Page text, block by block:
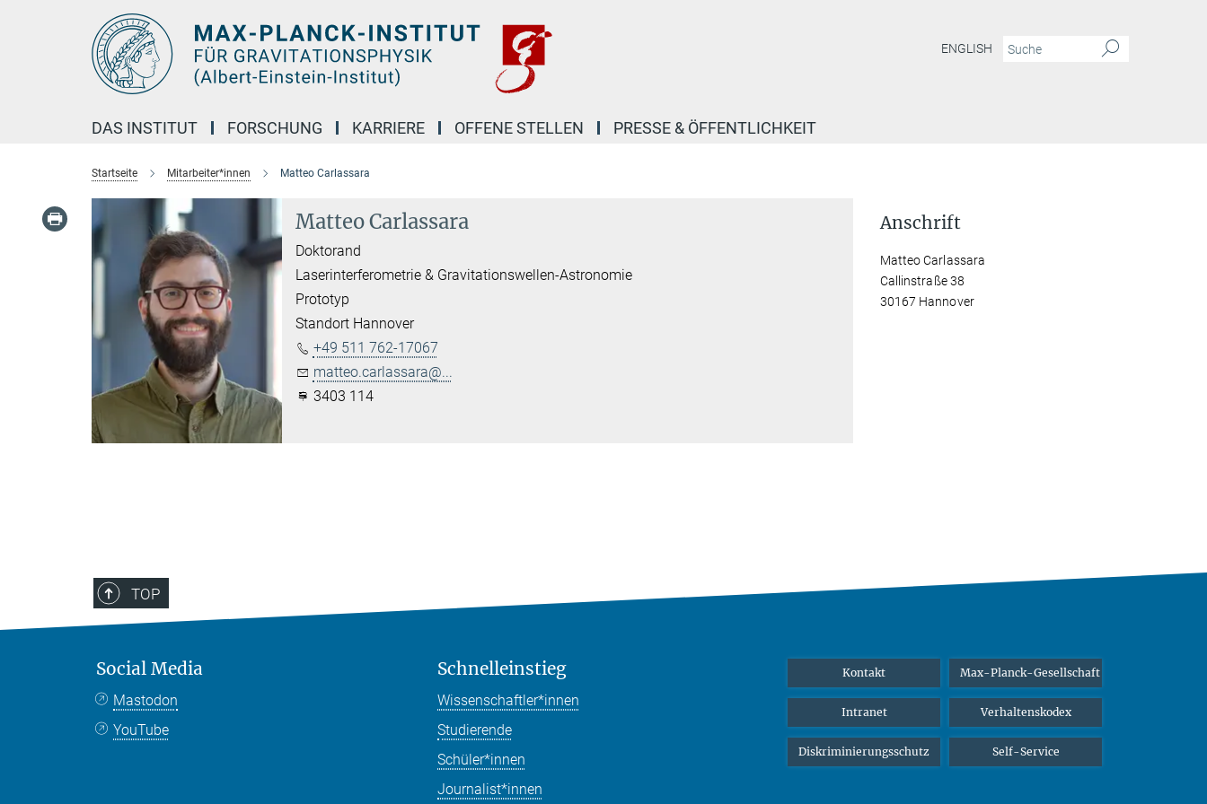
ENGLISH
DAS INSTITUT FORSCHUNG KARRIERE OFFENE STELLEN PRESSE & ÖFFENTLICHKEIT
Startseite Mitarbeiter*innen Matteo Carlassara
Matteo Carlassara
Doktorand
Laserinterferometrie & Gravitationswellen-Astronomie
Prototyp
Standort Hannover
+49 511 762-17067
matteo.carlassara@...
3403 114
Anschrift
Matteo Carlassara
Callinstraße 38
30167 Hannover
TOP
Social Media
Mastodon
YouTube
Schnelleinstieg
Wissenschaftler*innen
Studierende
Schüler*innen
Journalist*innen
Kontakt Max-Planck-Gesellschaft
Intranet Verhaltenskodex
Diskriminierungsschutz Self-Service